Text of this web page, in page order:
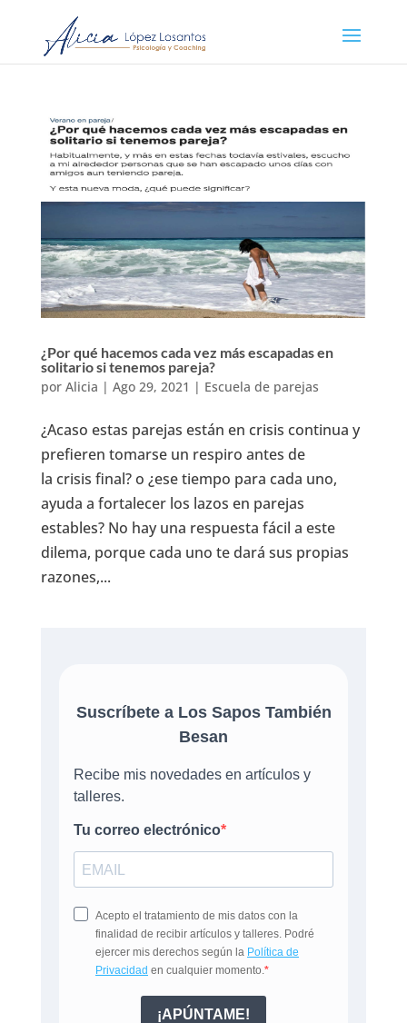
¿Por qué hacemos cada vez más escapadas en
solitario si tenemos pareja?
por Alicia | Ago 29, 2021 | Escuela de parejas
¿Acaso estas parejas están en crisis continua y
prefieren tomarse un respiro antes de
la crisis final? o ¿ese tiempo para cada uno,
ayuda a fortalecer los lazos en parejas
estables? No hay una respuesta fácil a este
dilema, porque cada uno te dará sus propias
razones,...